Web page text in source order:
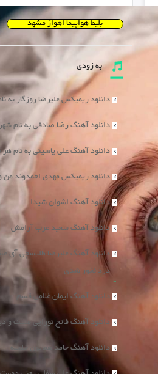
بلیط هواپیما اهواز مشهد
به زودی
دانلود ریمیکس علیرضا روزگار به
دانلود آهنگ رضا صادقی به نام
دانلود آهنگ علی یاسینی به نام هر
دانلود ریمیکس مهدی احمدوند من
دانلود آهنگ اشوان شیدا
دانلود آهنگ سعید عرب آرامش
دانلود آهنگ علیرضا طلیسچی آی
درد نخور شدی
دانلود آهنگ ایمان غلامی قسم
دانلود آهنگ فاتح نورایی مست و
دانلود آهنگ حامد همایون خلسه